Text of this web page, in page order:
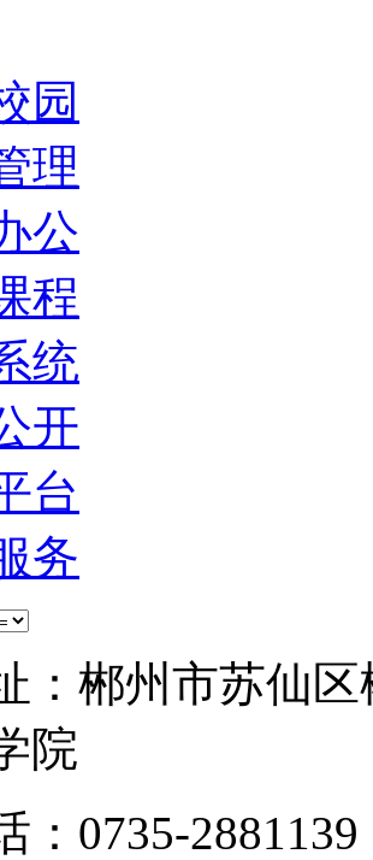
园
理
公
程
统
开
台
务
：郴州市苏仙
院
：0735-